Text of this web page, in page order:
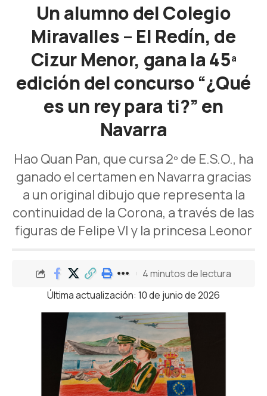
Un alumno del Colegio
Miravalles – El Redín, de
Cizur Menor, gana la 45ª
edición del concurso “¿Qué
es un rey para ti?” en
Navarra
Hao Quan Pan, que cursa 2º de E.S.O., ha
ganado el certamen en Navarra gracias
a un original dibujo que representa la
continuidad de la Corona, a través de las
figuras de Felipe VI y la princesa Leonor
Última actualización: 10 de junio de 2026
4 minutos de lectura